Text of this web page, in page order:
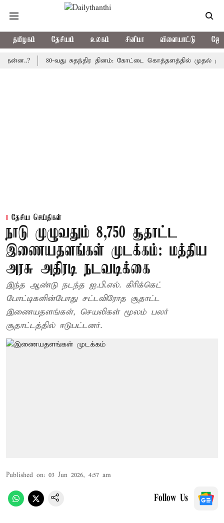
தமிழகம் தேசியம் உலகம் சினிமா விளையாட்டு
80-வது சுதந்திர தினம்: கோட்டை கொத்தளத்தில் முதல்
தேசிய செய்திகள்
நாடு முழுவதும் 8,750 சூதாட்ட
இணையதளங்கள் முடக்கம்: மத்திய
அரசு அதிரடி நடவடிக்கை
இந்த ஆண்டு நடந்த ஐ.பி.எல். கிரிக்கெட்
போட்டிகளின்போது சட்டவிரோத சூதாட்ட
இணையதளங்கள், செயலிகள் மூலம் பலர்
சூதாட்டத்தில் ஈடுபட்டனர்.
Published on: 03 Jun 2026, 4:57 am
Follow Us